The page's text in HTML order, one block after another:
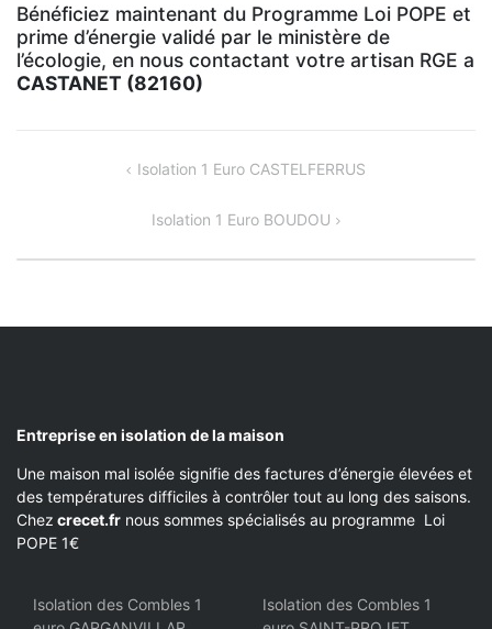
Bénéficiez maintenant du Programme Loi POPE et
prime d’énergie validé par le ministère de
l’écologie, en nous contactant votre artisan RGE a
CASTANET (82160)
NAVIGATIONIsolation 1 Euro CASTELFERRUS
Isolation 1 Euro BOUDOU
Entreprise en isolation de la maison
Une maison mal isolée signifie des factures d’énergie élevées et
des températures difficiles à contrôler tout au long des saisons.
Chez crecet.fr nous sommes spécialisés au programme Loi
POPE 1€
Isolation des Combles 1
Isolation des Combles 1